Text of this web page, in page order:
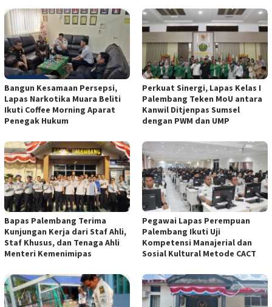
Bangun Kesamaan Persepsi,
Lapas Narkotika Muara Beliti
Ikuti Coffee Morning Aparat
Penegak Hukum
Perkuat Sinergi, Lapas Kelas I
Palembang Teken MoU antara
Kanwil Ditjenpas Sumsel
dengan PWM dan UMP
Bapas Palembang Terima
Kunjungan Kerja dari Staf Ahli,
Staf Khusus, dan Tenaga Ahli
Menteri Kemenimipas
Pegawai Lapas Perempuan
Palembang Ikuti Uji
Kompetensi Manajerial dan
Sosial Kultural Metode CACT